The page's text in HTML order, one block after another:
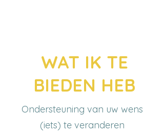
WAT IK TE
BIEDEN HEB​
Ondersteuning van uw wens
(iets) te veranderen​